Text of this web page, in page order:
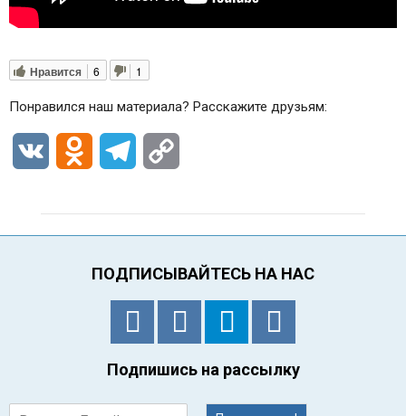
Нравится 6 1
Понравился наш материала? Расскажите друзьям:
VK Odnoklassniki
Telegram
ПОДПИСЫВАЙТЕСЬ НА НАС
Подпишись на рассылку